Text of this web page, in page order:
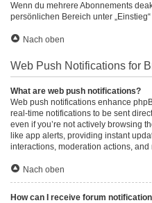
Wenn du mehrere Abonnements
persönlichen Bereich unter
Nach oben
Web Push Notifications for
What are web push notifications?
Web push notifications enhance
real-time notifications to be sent
even if you’re not actively browsing
like app alerts, providing instant
interactions, moderation actions, and
Nach oben
How can I receive forum